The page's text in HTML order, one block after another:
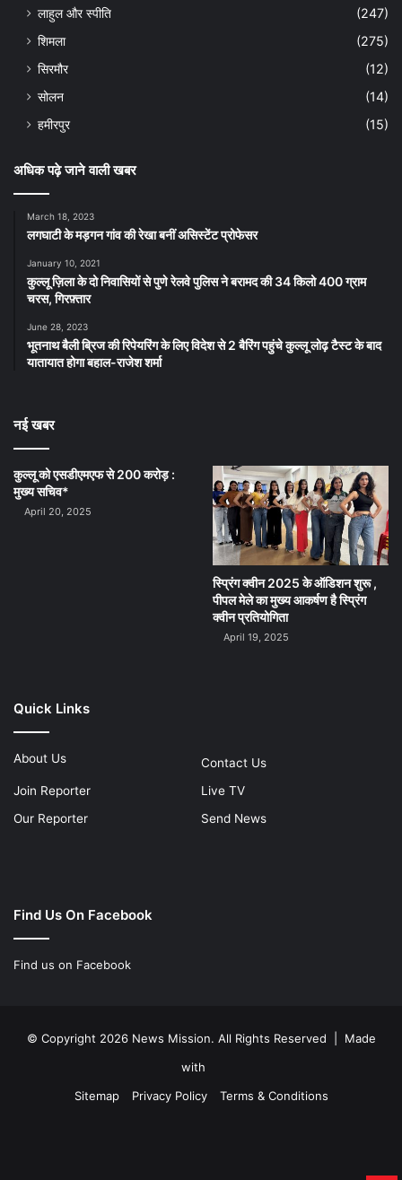
लाहुल और स्पीति
(247)
शिमला
(275)
सिरमौर
(12)
सोलन
(14)
हमीरपुर
(15)
अधिक पढ़े जाने वाली खबर
March 18, 2023
लगघाटी के मड़गन गांव की रेखा बनीं असिस्टेंट प्रोफेसर
January 10, 2021
कुल्लू ज़िला के दो निवासियों से पुणे रेलवे पुलिस ने बरामद की 34 किलो 400 ग्राम
चरस, गिरफ़्तार
June 28, 2023
भूतनाथ बैली ब्रिज की रिपेयरिंग के लिए विदेश से 2 बैरिंग पहुंचे कुल्लू लोढ़ टैस्ट के बाद
यातायात होगा बहाल-राजेश शर्मा
नई खबर
कुल्लू को एसडीएमएफ से 200 करोड़ :
मुख्य सचिव*
April 20, 2025
स्प्रिंग क्वीन 2025 के ऑडिशन शुरू ,
पीपल मेले का मुख्य आकर्षण है स्प्रिंग
क्वीन प्रतियोगिता
April 19, 2025
Quick Links
About Us
Contact Us
Join Reporter
Live TV
Our Reporter
Send News
Find Us On Facebook
Find us on Facebook
© Copyright 2026 News Mission. All Rights Reserved | Made
with
Sitemap
Privacy Policy Terms & Conditions